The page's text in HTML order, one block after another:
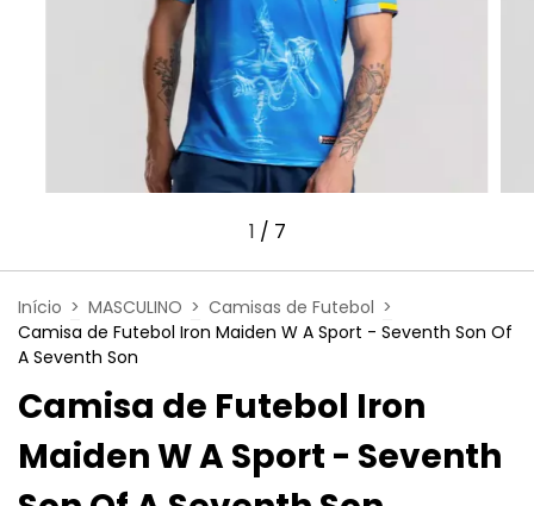
1 / 7
Início > MASCULINO > Camisas de Futebol >
Camisa de Futebol Iron Maiden W A Sport - Seventh Son Of
A Seventh Son
Camisa de Futebol Iron
Maiden W A Sport - Seventh